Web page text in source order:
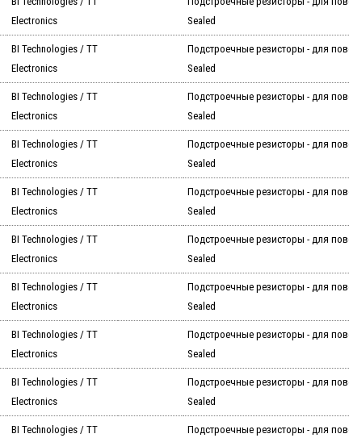
Electronics
Sealed
BI Technologies / TT
Electronics
Подстроечные резисторы - для
Sealed
BI Technologies / TT
Electronics
Подстроечные резисторы - для
Sealed
BI Technologies / TT
Electronics
Подстроечные резисторы - для
Sealed
BI Technologies / TT
Electronics
Подстроечные резисторы - для
Sealed
BI Technologies / TT
Electronics
Подстроечные резисторы - для
Sealed
BI Technologies / TT
Electronics
Подстроечные резисторы - для
Sealed
BI Technologies / TT
Electronics
Подстроечные резисторы - для
Sealed
BI Technologies / TT
Electronics
Подстроечные резисторы - для
Sealed
BI Technologies / TT
Подстроечные резисторы - для